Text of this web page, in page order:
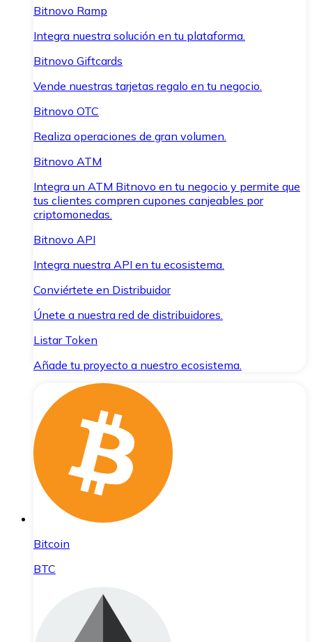
Bitnovo Ramp
Integra nuestra solución en tu plataforma.
Bitnovo Giftcards
Vende nuestras tarjetas regalo en tu negocio.
Bitnovo OTC
Realiza operaciones de gran volumen.
Bitnovo ATM
Integra un ATM Bitnovo en tu negocio y permite que
tus clientes compren cupones canjeables por
criptomonedas.
Bitnovo API
Integra nuestra API en tu ecosistema.
Conviértete en Distribuidor
Únete a nuestra red de distribuidores.
Listar Token
Añade tu proyecto a nuestro ecosistema.
Bitcoin
BTC